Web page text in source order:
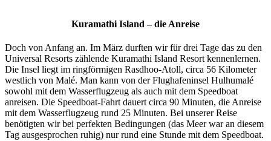
Kuramathi Island – die Anreise
Doch von Anfang an. Im März durften wir für drei Tage das zu den
Universal Resorts zählende Kuramathi Island Resort kennenlernen.
Die Insel liegt im ringförmigen Rasdhoo-Atoll, circa 56 Kilometer
westlich von Malé. Man kann von der Flughafeninsel Hulhumalé
sowohl mit dem Wasserflugzeug als auch mit dem Speedboat
anreisen. Die Speedboat-Fahrt dauert circa 90 Minuten, die Anreise
mit dem Wasserflugzeug rund 25 Minuten. Bei unserer Reise
benötigten wir bei perfekten Bedingungen (das Meer war an diesem
Tag ausgesprochen ruhig) nur rund eine Stunde mit dem Speedboat.